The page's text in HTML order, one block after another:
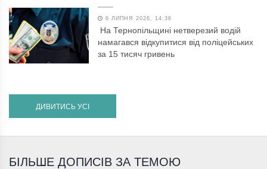
6 ЛИПНЯ 2026, 14:36
На Тернопільщині нетверезий водій
намагався відкупитися від поліцейських
за 15 тисяч гривень
ДИВИТИСЬ УСІ
БІЛЬШЕ ДОПИСІВ ЗА ТЕМОЮ